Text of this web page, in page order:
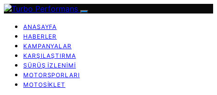
ANASAYFA
HABERLER
KAMPANYALAR
KARŞILAŞTIRMA
SÜRÜŞ İZLENIMI
MOTORSPORLARI
MOTOSIKLET